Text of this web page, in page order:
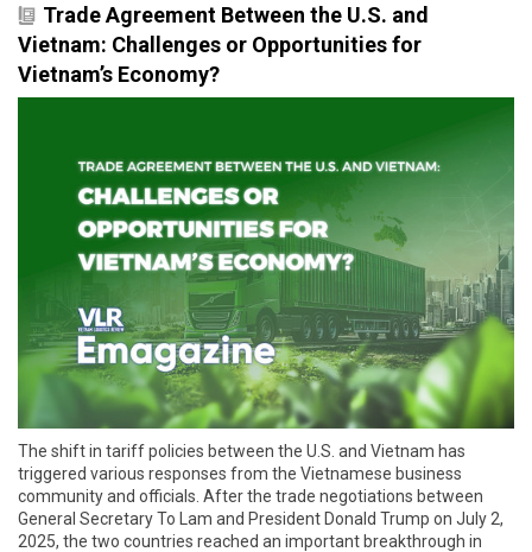
Trade Agreement Between the U.S. and
Vietnam: Challenges or Opportunities for
Vietnam’s Economy?
The shift in tariff policies between the U.S. and Vietnam has
triggered various responses from the Vietnamese business
community and officials. After the trade negotiations between
General Secretary To Lam and President Donald Trump on July 2,
2025, the two countries reached an important breakthrough in